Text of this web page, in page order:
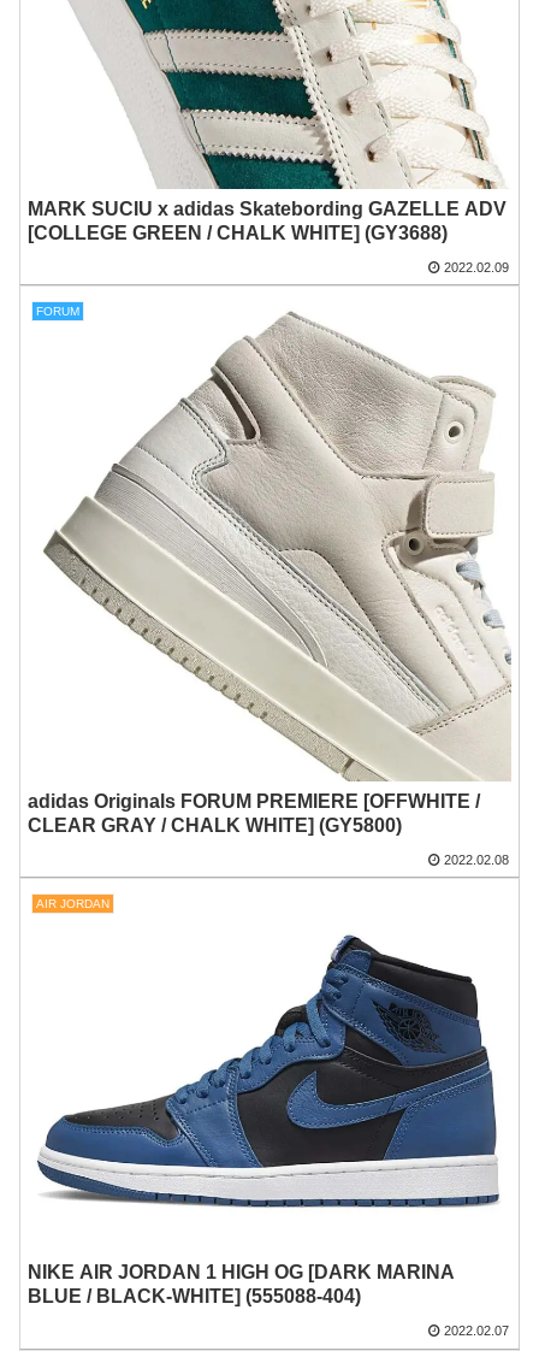
MARK SUCIU x adidas Skatebording GAZELLE ADV
[COLLEGE GREEN / CHALK WHITE] (GY3688)
2022.02.09
FORUM
adidas Originals FORUM PREMIERE [OFFWHITE /
CLEAR GRAY / CHALK WHITE] (GY5800)
2022.02.08
AIR JORDAN
NIKE AIR JORDAN 1 HIGH OG [DARK MARINA
BLUE / BLACK-WHITE] (555088-404)
2022.02.07